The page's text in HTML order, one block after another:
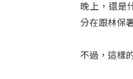
晚上，還是
分在跟林保
不過，這樣